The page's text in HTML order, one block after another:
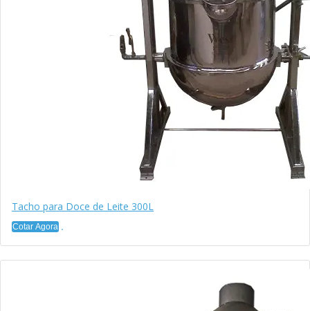
Tacho para Doce de Leite 300L
Cotar Agora